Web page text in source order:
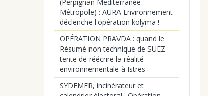
Métropole) : AURA Environnement
déclenche l'opération kolyma !
OPÉRATION PRAVDA : quand le
Résumé non technique de SUEZ
tente de réécrire la réalité
environnementale à Istres
SYDEMER, incinérateur et